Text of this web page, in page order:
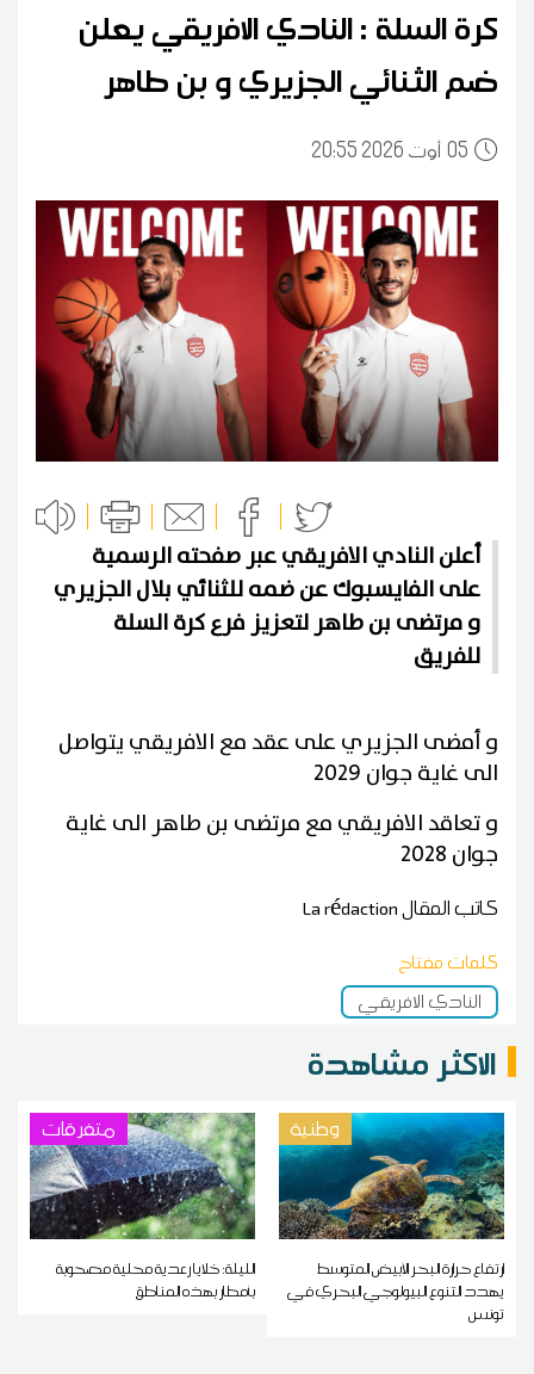
كرة السلة : النادي الافريقي يعلن
ضم الثنائي الجزيري و بن طاهر
0520:55 2026 أوت
أعلن النادي الافريقي عبر صفحته الرسمية
على الفايسبوك عن ضمه للثنائي بلال الجزيري
و مرتضى بن طاهر لتعزيز فرع كرة السلة
للفريق
و أمضى الجزيري على عقد مع الافريقي يتواصل
الى غاية جوان 2029
و تعاقد الافريقي مع مرتضى بن طاهر الى غاية
جوان 2028
كاتب المقالLa rédaction
كلمات مفتاح
النادي الافريقي
الاكثر مشاهدة
وطنية
ارتفاع حرارة البحر الأبيض المتوسط
يهدد التنوع البيولوجي البحري في
تونس
متفرقات
الليلة: خلايا رعدية محلية مصحوبة
بأمطار بهذه المناطق